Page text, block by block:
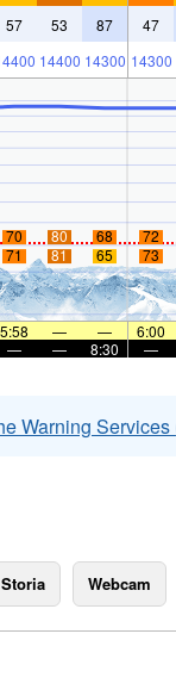
57 53 87 47
14400 14300 14300
70 80 68 72
71 81 65 73
5:58 — — 6:00
— — 8:30 —
Warning Services
Storia Webcam